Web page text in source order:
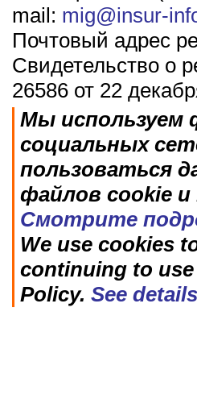
mail: mig@insur-
Почтовый адрес
Свидетельство о
26586 от 22
Мы используем
социальных
пользоваться
файлов cookie
Смотрите
We use cookies
continuing to
Policy. See details